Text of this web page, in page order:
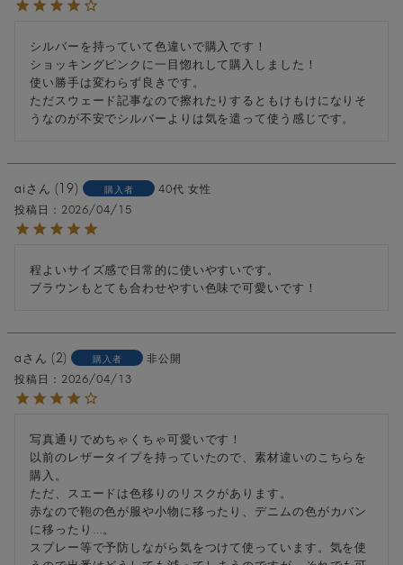
シルバーを持っていて色違いで購入です！
ショッキングピンクに一目惚れして購入しました！
使い勝手は変わらず良きです。
ただスウェード記事なので擦れたりするともけもけになりそ
うなのが不安でシルバーよりは気を遣って使う感じです。
ai 19 購入者 40代 女性
投稿日
2026/04/15
程よいサイズ感で日常的に使いやすいです。
ブラウンもとても合わせやすい色味で可愛いです！
a 2 購入者
非公開
投稿日
2026/04/13
写真通りでめちゃくちゃ可愛いです！
以前のレザータイプを持っていたので、素材違いのこちらを
購入。
ただ、スエードは色移りのリスクがあります。
赤なので鞄の色が服や小物に移ったり、デニムの色がカバン
に移ったり…。
スプレー等で予防しながら気をつけて使っています。気を使